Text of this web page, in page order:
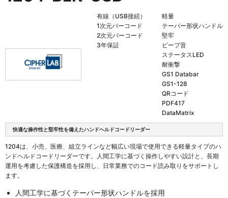
有線（USB接続）
1次元バーコード
2次元バーコード
3年保証
軽量
テーパー形状ハンドル
堅牢
ビープ音
ステータスLED
耐衝撃
GS1 Databar
GS1-128
QRコード
PDF417
DataMatrix
快適な操作性と堅牢性を備えたハンドヘルドコードリーダー
1204は、小売、医療、組立ラインなど幅広い現場で使用できる軽量タイプのハ
ンドヘルドコードリーダーです。人間工学に基づく操作しやすい設計と、長期
運用を考慮した保護構造を採用し、日常業務でのコード読み取りをサポートし
ます。
人間工学に基づくテーパー形状ハンドルを採用